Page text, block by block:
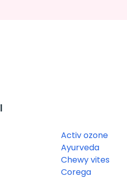
Activ ozone
Ayurveda
Chewy vites
Corega